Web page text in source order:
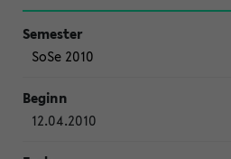
SoSe 2010
12.04.2010